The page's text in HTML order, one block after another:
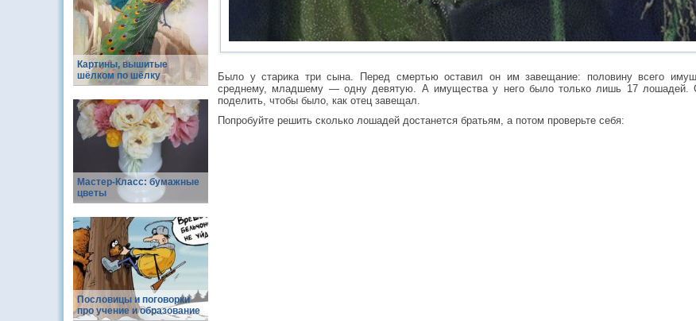
Картины, вышитые
шёлком по шёлку
Мастер-Класс: бумажные
цветы
Пословицы и поговорки
про учение и образование
Было у старика три сына. Перед смертью оставил он им завещание: половину всего
среднему, младшему — одну девятую. А имущества у него было только лишь 17 лошадей.
поделить, чтобы было, как отец завещал.
Попробуйте решить сколько лошадей достанется братьям, а потом проверьте себя: